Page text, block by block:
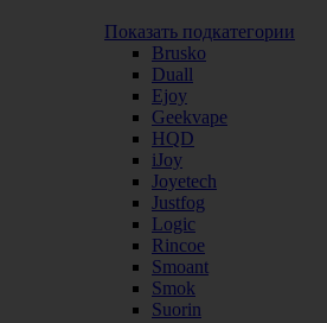
Показать подкатегории
Brusko
Duall
Ejoy
Geekvape
HQD
iJoy
Joyetech
Justfog
Logic
Rincoe
Smoant
Smok
Suorin